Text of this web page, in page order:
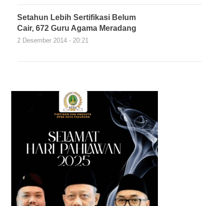
Setahun Lebih Sertifikasi Belum
Cair, 672 Guru Agama Meradang
2 Desember 2014 - 20:21